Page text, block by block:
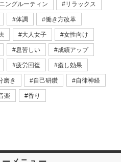
ングルーティン リラックス
体調 働き方改革
大人女子 女性向け
息苦しい 成績アップ
疲労回復 癒し効果
磨き 自己研鑽 自律神経
楽 香り